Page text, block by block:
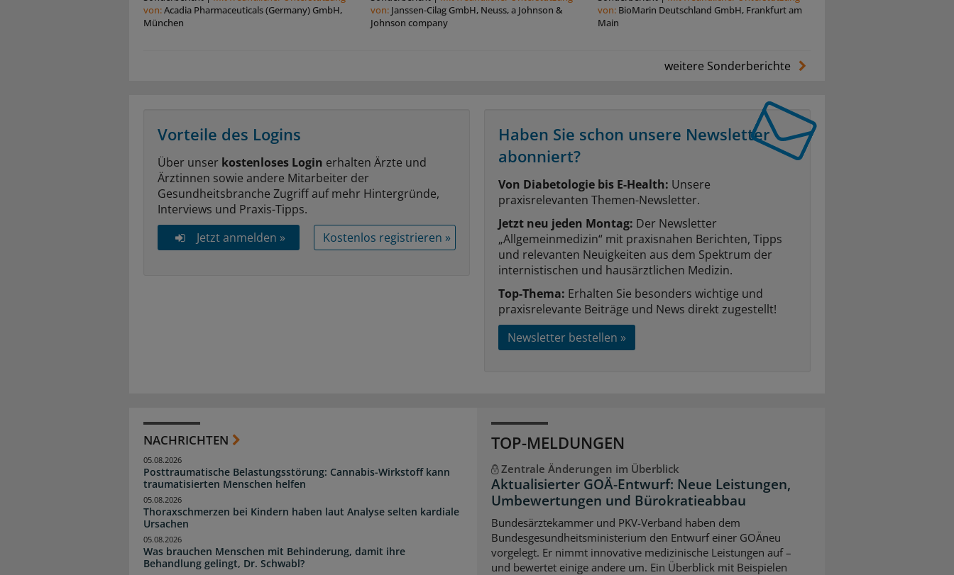
von:Acadia Pharmaceuticals (Germany) GmbH,
München
von: Janssen-Cilag GmbH, Neuss, a Johnson &
Johnson company
von: BioMarin Deutschland GmbH, Frankfurt am
Main
weitere Sonderberichte
Vorteile des Logins
Über unser kostenloses Login erhalten Ärzte und
Ärztinnen sowie andere Mitarbeiter der
Gesundheitsbranche Zugriff auf mehr Hintergründe,
Interviews und Praxis-Tipps.
Jetzt anmelden »
Kostenlos registrieren »
Haben Sie schon unsere Newsletter
abonniert?
Von Diabetologie bis E-Health: Unsere
praxisrelevanten Themen-Newsletter.
Jetzt neu jeden Montag: Der Newsletter
„Allgemeinmedizin“ mit praxisnahen Berichten, Tipps
und relevanten Neuigkeiten aus dem Spektrum der
internistischen und hausärztlichen Medizin.
Top-Thema: Erhalten Sie besonders wichtige und
praxisrelevante Beiträge und News direkt zugestellt!
Newsletter bestellen »
NACHRICHTEN
Posttraumatische Belastungsstörung: Cannabis-Wirkstoff kann
traumatisierten Menschen helfen
05.08.2026
Thoraxschmerzen bei Kindern haben laut Analyse selten kardiale
Ursachen
05.08.2026
Was brauchen Menschen mit Behinderung, damit ihre
Behandlung gelingt, Dr. Schwabl?
05.08.2026
TOP-MELDUNGEN
Zentrale Änderungen im Überblick
Aktualisierter GOÄ-Entwurf: Neue Leistungen,
Umbewertungen und Bürokratieabbau
Bundesärztekammer und PKV-Verband haben dem
Bundesgesundheitsministerium den Entwurf einer GOÄneu
vorgelegt. Er nimmt innovative medizinische Leistungen auf –
und bewertet einige andere um. Ein Überblick mit Beispielen